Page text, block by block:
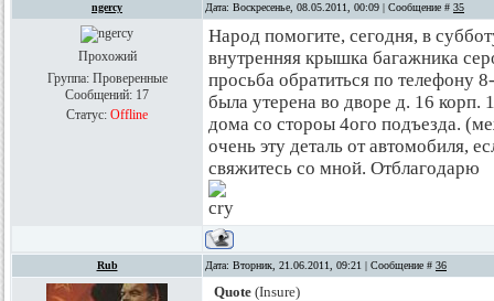
ngercy Дата: Воскресенье, 08.05.2011, 00:09 | Сообщение # 35
Прохожий
Группа: Проверенные
Сообщений: 17
Статус: Offline
Народ помогите, сегодня, в
внутренняя крышка багажника
просьба обратиться по телефону
была утерена во дворе д. 16
дома со стороы 4ого подъезда.
очень эту деталь от автомобиля,
свяжитесь со мной. Отблагодарю
Rub Дата: Вторник, 21.06.2011, 09:21 | Сообщение # 36
Quote (Insure)